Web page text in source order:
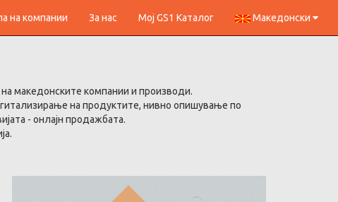
на компании За нас Мој GS1 Каталог Македонски
македонските компании и производи.
на продуктите, нивно опишување по
- онлајн продажбата.